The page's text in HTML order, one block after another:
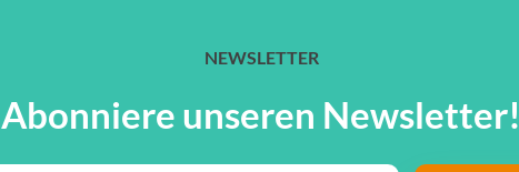
NEWSLETTER
Abonniere unseren Newsletter!